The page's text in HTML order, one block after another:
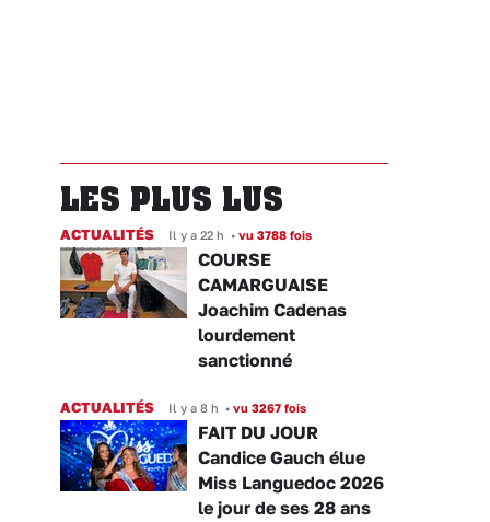
LES PLUS LUS
ACTUALITÉS Il y a 22 h • vu 3788 fois
COURSE
CAMARGUAISE
Joachim Cadenas
lourdement
sanctionné
ACTUALITÉS Il y a 8 h • vu 3267 fois
FAIT DU JOUR
Candice Gauch élue
Miss Languedoc 2026
le jour de ses 28 ans